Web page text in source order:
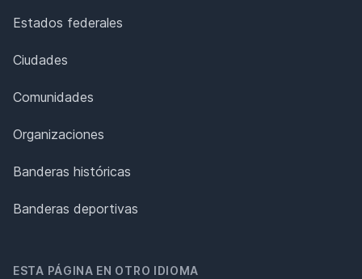
Estados federales
Ciudades
Comunidades
Organizaciones
Banderas históricas
Banderas deportivas
ESTA PÁGINA EN OTRO IDIOMA